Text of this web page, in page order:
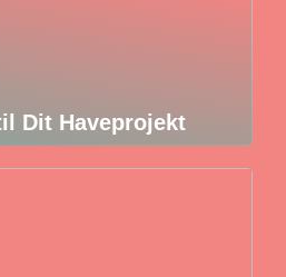
Dit Haveprojekt